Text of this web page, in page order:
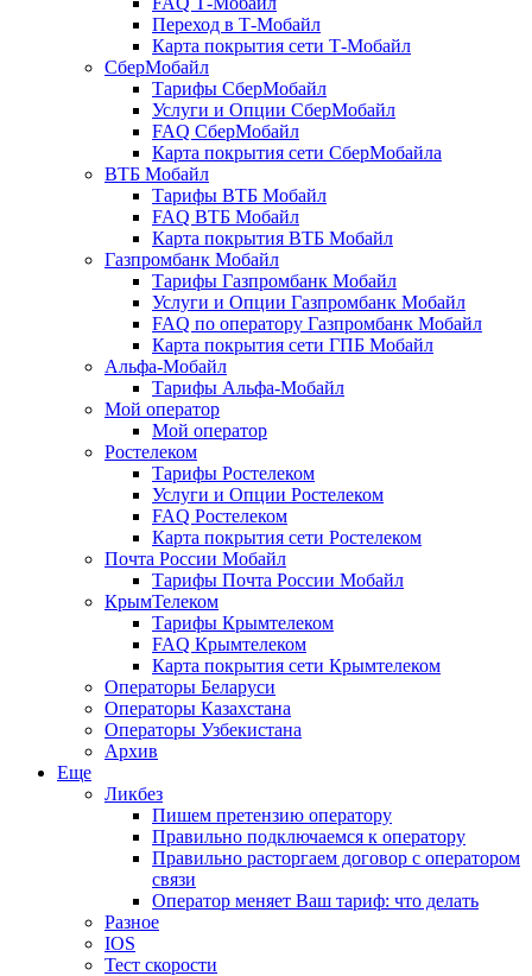
Переход в Т-Мобайл
Карта покрытия сети Т-Мобайл
СберМобайл
Тарифы СберМобайл
Услуги и Опции СберМобайл
FAQ СберМобайл
Карта покрытия сети СберМобайлa
ВТБ Мобайл
Тарифы ВТБ Мобайл
FAQ ВТБ Мобайл
Карта покрытия ВТБ Мобайл
Газпромбанк Мобайл
Тарифы Газпромбанк Мобайл
Услуги и Опции Газпромбанк Мобайл
FAQ по оператору Газпромбанк Мобайл
Карта покрытия сети ГПБ Мобайл
Альфа-Мобайл
Тарифы Альфа-Мобайл
Мой оператор
Мой оператор
Ростелеком
Тарифы Ростелеком
Услуги и Опции Ростелеком
FAQ Ростелеком
Карта покрытия сети Ростелеком
Почта России Мобайл
Тарифы Почта России Мобайл
КрымТелеком
Тарифы Крымтелеком
FAQ Крымтелеком
Карта покрытия сети Крымтелеком
Операторы Беларуси
Операторы Казахстана
Операторы Узбекистана
Архив
Еще
Ликбез
Пишем претензию оператору
Правильно подключаемся к оператору
Правильно расторгаем договор с оператором
связи
Оператор меняет Ваш тариф: что делать
Разное
IOS
Тест скорости